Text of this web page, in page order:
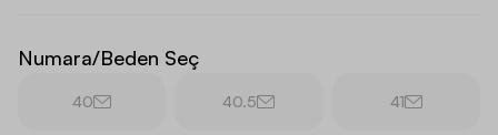
Numara/Beden Seç
40 40.5 41